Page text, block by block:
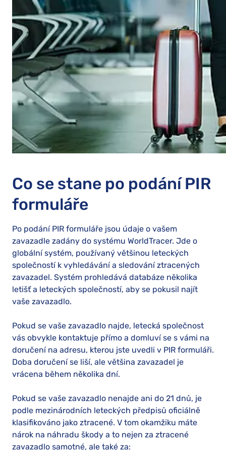
Co se stane po podání PIR
formuláře
Po podání PIR formuláře jsou údaje o vašem
zavazadle zadány do systému WorldTracer. Jde o
globální systém, používaný většinou leteckých
společností k vyhledávání a sledování ztracených
zavazadel. Systém prohledává databáze několika
letišť a leteckých společností, aby se pokusil najít
vaše zavazadlo.
Pokud se vaše zavazadlo najde, letecká společnost
vás obvykle kontaktuje přímo a domluví se s vámi na
doručení na adresu, kterou jste uvedli v PIR formuláři.
Doba doručení se liší, ale většina zavazadel je
vrácena během několika dní.
Pokud se vaše zavazadlo nenajde ani do 21 dnů, je
podle mezinárodních leteckých předpisů oficiálně
klasifikováno jako ztracené. V tom okamžiku máte
nárok na náhradu škody a to nejen za ztracené
zavazadlo samotné, ale také za: